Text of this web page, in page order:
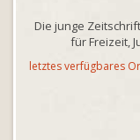
Die junge
für Freizeit,
letztes verfügbares